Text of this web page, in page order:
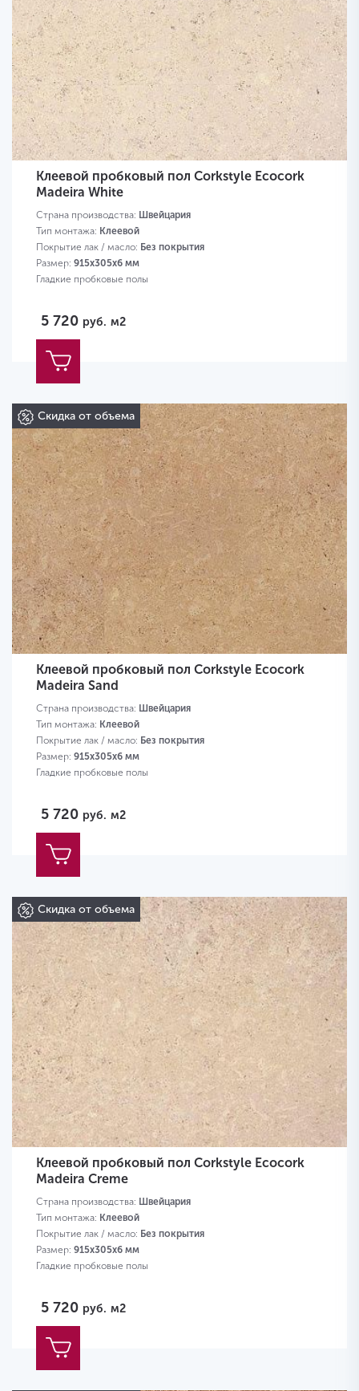
Клеевой пробковый пол Corkstyle Ecocork
Madeira White
Страна производства: Швейцария
Тип монтажа: Клеевой
Покрытие лак / масло: Без покрытия
Размер: 915х305х6 мм
Гладкие пробковые полы
5 720 руб. м2
Скидка от объема
Клеевой пробковый пол Corkstyle Ecocork
Madeira Sand
Страна производства: Швейцария
Тип монтажа: Клеевой
Покрытие лак / масло: Без покрытия
Размер: 915х305х6 мм
Гладкие пробковые полы
5 720 руб. м2
Скидка от объема
Клеевой пробковый пол Corkstyle Ecocork
Madeira Creme
Страна производства: Швейцария
Тип монтажа: Клеевой
Покрытие лак / масло: Без покрытия
Размер: 915х305х6 мм
Гладкие пробковые полы
5 720 руб. м2